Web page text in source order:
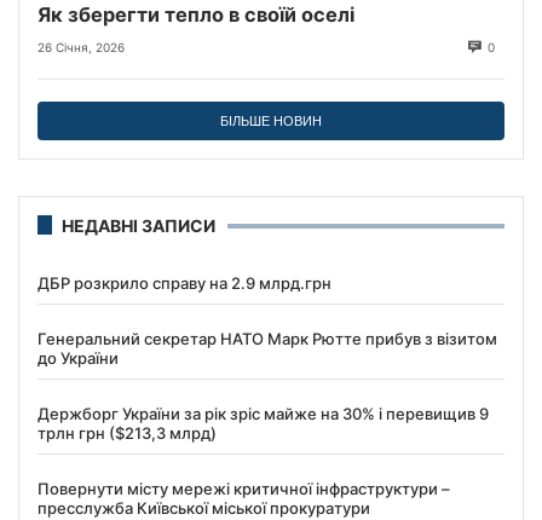
Як зберегти тепло в своїй оселі
26 Січня, 2026 0
БІЛЬШЕ НОВИН
НЕДАВНІ ЗАПИСИ
ДБР розкрило справу на 2.9 млрд.грн
Генеральний секретар НАТО Марк Рютте прибув з візитом
до України
Держборг України за рік зріс майже на 30% і перевищив 9
трлн грн ($213,3 млрд)
Повернути місту мережі критичної інфраструктури –
пресслужба Київської міської прокуратури